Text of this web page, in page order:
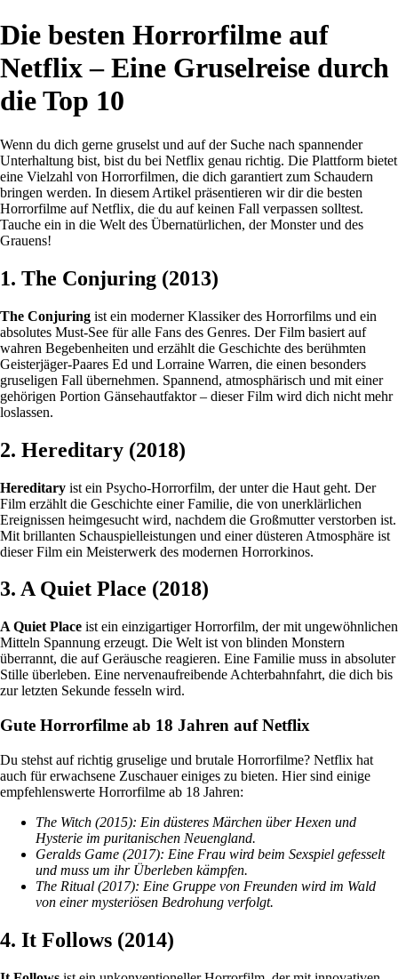
Die besten Horrorfilme auf
Netflix – Eine Gruselreise durch
die Top 10
Wenn du dich gerne gruselst und auf der Suche nach spannender
Unterhaltung bist, bist du bei Netflix genau richtig. Die Plattform bietet
eine Vielzahl von Horrorfilmen, die dich garantiert zum Schaudern
bringen werden. In diesem Artikel präsentieren wir dir die besten
Horrorfilme auf Netflix, die du auf keinen Fall verpassen solltest.
Tauche ein in die Welt des Übernatürlichen, der Monster und des
Grauens!
1. The Conjuring (2013)
The Conjuring ist ein moderner Klassiker des Horrorfilms und ein
absolutes Must-See für alle Fans des Genres. Der Film basiert auf
wahren Begebenheiten und erzählt die Geschichte des berühmten
Geisterjäger-Paares Ed und Lorraine Warren, die einen besonders
gruseligen Fall übernehmen. Spannend, atmosphärisch und mit einer
gehörigen Portion Gänsehautfaktor – dieser Film wird dich nicht mehr
loslassen.
2. Hereditary (2018)
Hereditary ist ein Psycho-Horrorfilm, der unter die Haut geht. Der
Film erzählt die Geschichte einer Familie, die von unerklärlichen
Ereignissen heimgesucht wird, nachdem die Großmutter verstorben ist.
Mit brillanten Schauspielleistungen und einer düsteren Atmosphäre ist
dieser Film ein Meisterwerk des modernen Horrorkinos.
3. A Quiet Place (2018)
A Quiet Place ist ein einzigartiger Horrorfilm, der mit ungewöhnlichen
Mitteln Spannung erzeugt. Die Welt ist von blinden Monstern
überrannt, die auf Geräusche reagieren. Eine Familie muss in absoluter
Stille überleben. Eine nervenaufreibende Achterbahnfahrt, die dich bis
zur letzten Sekunde fesseln wird.
Gute Horrorfilme ab 18 Jahren auf Netflix
Du stehst auf richtig gruselige und brutale Horrorfilme? Netflix hat
auch für erwachsene Zuschauer einiges zu bieten. Hier sind einige
empfehlenswerte Horrorfilme ab 18 Jahren:
The Witch (2015): Ein düsteres Märchen über Hexen und
Hysterie im puritanischen Neuengland.
Geralds Game (2017): Eine Frau wird beim Sexspiel gefesselt
und muss um ihr Überleben kämpfen.
The Ritual (2017): Eine Gruppe von Freunden wird im Wald
von einer mysteriösen Bedrohung verfolgt.
4. It Follows (2014)